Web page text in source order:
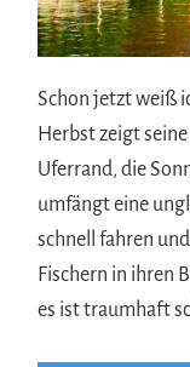
Schon jetzt weiß
Herbst zeigt
Uferrand, die
umfängt eine
schnell fahren
Fischern in ihren
es ist traumhaft